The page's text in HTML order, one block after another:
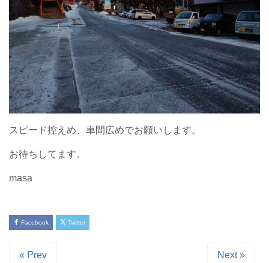
スピード控えめ、車間広めでお願いします。
お待ちしてます。
masa
Facebook Twitter
« Prev Next »